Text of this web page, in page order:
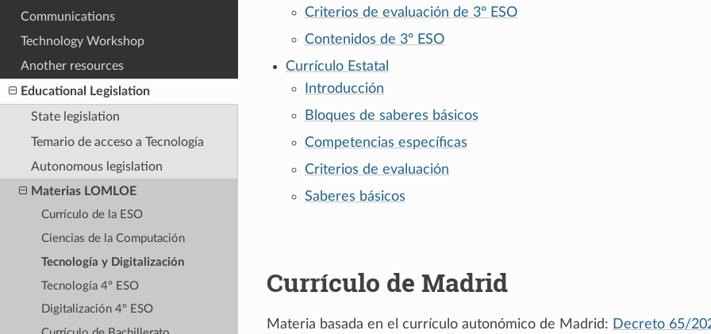
Criterios de evaluación de 3º ESO
Contenidos de 3º ESO
Currículo Estatal
Introducción
Bloques de saberes básicos
Competencias específicas
Criterios de evaluación
Saberes básicos
Currículo de Madrid
Materia basada en el currículo autonómico de Madrid: Decreto 65/
Communications
Technology Workshop
Another resources
Educational Legislation
State legislation
Temario de acceso a Tecnología
Autonomous legislation
Materias LOMLOE
Currículo de la ESO
Ciencias de la Computación
Tecnología y Digitalización
Tecnología 4º ESO
Digitalización 4º ESO